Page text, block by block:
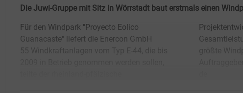
Die Juwi-Gruppe mit Sitz in Wörrstadt baut erstmals einen
Für den Windpark "Proyecto Eolico
Guanacaste" liefert die Enercon GmbH
55 Windkraftanlagen vom Typ E-44, die bis
Projektentwickler mit. Mit 49,5 MW
Gesamtleistung ist das Vorhaben der bislang
größte Windpark in der Firmengeschichte.